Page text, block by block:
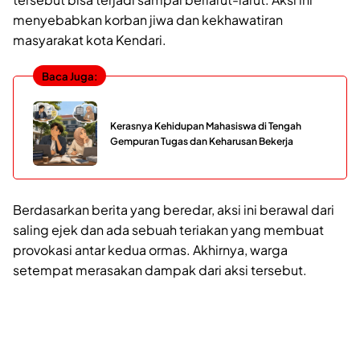
menyebabkan korban jiwa dan kekhawatiran
masyarakat kota Kendari.
Baca Juga:
Kerasnya Kehidupan Mahasiswa di Tengah
Gempuran Tugas dan Keharusan Bekerja
Berdasarkan berita yang beredar, aksi ini berawal dari
saling ejek dan ada sebuah teriakan yang membuat
provokasi antar kedua ormas. Akhirnya, warga
setempat merasakan dampak dari aksi tersebut.